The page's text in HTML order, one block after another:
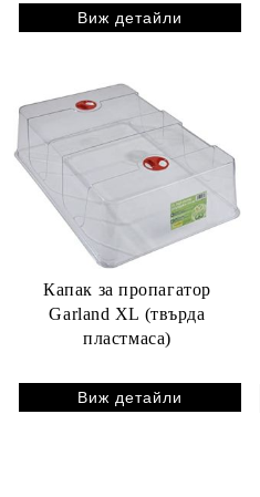
Виж детайли
Капак за пропагатор
Garland XL (твърда
пластмаса)
Виж детайли